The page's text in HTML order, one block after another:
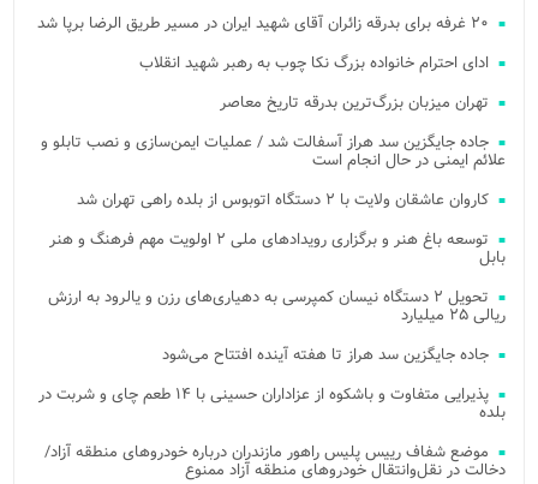
۲۰ غرفه برای بدرقه زائران آقای شهید ایران در مسیر طریق الرضا برپا شد
ادای احترام خانواده بزرگ نکا چوب به رهبر شهید انقلاب
تهران میزبان بزرگ‌ترین بدرقه تاریخ معاصر
جاده جایگزین سد هراز آسفالت شد / عملیات ایمن‌سازی و نصب تابلو و
علائم ایمنی در حال انجام است
کاروان عاشقان ولایت با ۲ دستگاه اتوبوس از بلده راهی تهران شد
توسعه باغ هنر و برگزاری رویدادهای ملی ۲ اولویت مهم فرهنگ و هنر
بابل
تحویل ۲ دستگاه نیسان کمپرسی به دهیاری‌های رزن و یالرود به ارزش
ریالی ۲۵ میلیارد
جاده جایگزین سد هراز تا هفته آینده افتتاح می‌شود
پذیرایی متفاوت و باشکوه از عزاداران حسینی با ۱۴ طعم چای و شربت در
بلده
موضع شفاف رییس پلیس راهور مازندران درباره خودروهای منطقه آزاد/
دخالت در نقل‌وانتقال خودروهای منطقه آزاد ممنوع